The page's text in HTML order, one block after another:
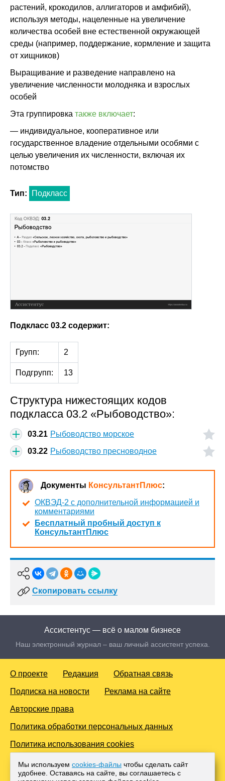
растений, крокодилов, аллигаторов и амфибий),
используя методы, нацеленные на увеличение
количества особей вне естественной окружающей
среды (например, поддержание, кормление и защита
от хищников)
Выращивание и разведение направлено на
увеличение численности молодняка и взрослых
особей
Эта группировка также включает:
— индивидуальное, кооперативное или
государственное владение отдельными особями с
целью увеличения их численности, включая их
потомство
Тип: Подкласс
Подкласс 03.2 содержит:
Групп: 2
Подгрупп: 13
Структура нижестоящих кодов
подкласса 03.2 «Рыбоводство»:
03.21 Рыбоводство морское
03.22 Рыбоводство пресноводное
Документы КонсультантПлюс:
ОКВЭД-2 с дополнительной информацией и
комментариями
Бесплатный пробный доступ к
КонсультантПлюс
Скопировать ссылку
Ассистентус — всё о малом бизнесе
Наш электронный журнал – ваш личный ассистент успеха.
О проекте Редакция Обратная связь
Подписка на новости Реклама на сайте
Авторские права
Политика обработки персональных данных
Политика использования cookies
© 2016-2026 Все права защищены. Для лиц старше 18 лет.
Любое копирование материалов и тиражирование в сети
Интернет, либо печатных изданиях без согласования с
Мы используем cookies-файлы чтобы сделать сайт
удобнее. Оставаясь на сайте, вы соглашаетесь с